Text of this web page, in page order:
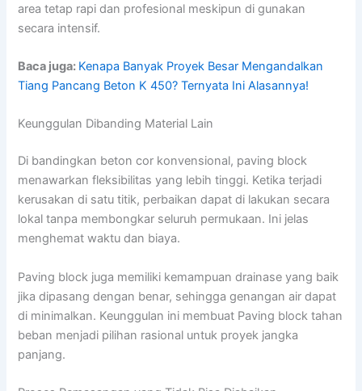
area tetap rapi dan profesional meskipun di gunakan
secara intensif.
Baca juga: Kenapa Banyak Proyek Besar Mengandalkan
Tiang Pancang Beton K 450? Ternyata Ini Alasannya!
Keunggulan Dibanding Material Lain
Di bandingkan beton cor konvensional, paving block
menawarkan fleksibilitas yang lebih tinggi. Ketika terjadi
kerusakan di satu titik, perbaikan dapat di lakukan secara
lokal tanpa membongkar seluruh permukaan. Ini jelas
menghemat waktu dan biaya.
Paving block juga memiliki kemampuan drainase yang baik
jika dipasang dengan benar, sehingga genangan air dapat
di minimalkan. Keunggulan ini membuat Paving block tahan
beban menjadi pilihan rasional untuk proyek jangka
panjang.